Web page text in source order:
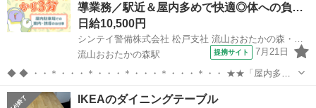
ダイニング
導業務／駅近＆屋内多めで快適◎体への負…
日給10,500円
流山おおたかの森駅
提携サイト 7月21日
◆ ◆ ・・＊・・・＊・・・＊・・・＊・・・＊・・ ★★「屋内多
め・駅チカ・安定収入」★★ 勤務地は北千住駅から徒歩3分の好立
地。 駅チカなので通勤しやすく、 雨の日や暑い日でもストレス少なく
千葉 流山市 流山おおたかの森駅 警備員
IKEAのダイニングテーブル